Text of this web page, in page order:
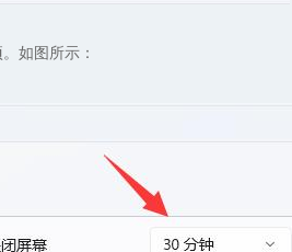
如图所示：